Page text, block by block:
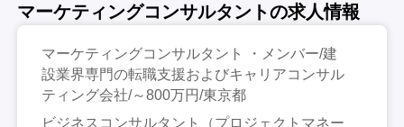
マーケティングコンサルタントの求人情報
マーケティングコンサルタント ・メンバー/建
設業界専門の転職支援およびキャリアコンサル
ティング会社/～800万円/東京都
ビジネスコンサルタント（プロジェクトマネー